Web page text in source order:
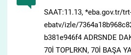
SAAT:11.13, *eba.gov.tr/
ebatv/izle/
b381e946f4 ADRSNDE
70İ TOPLRKN, 70İ BAŞA